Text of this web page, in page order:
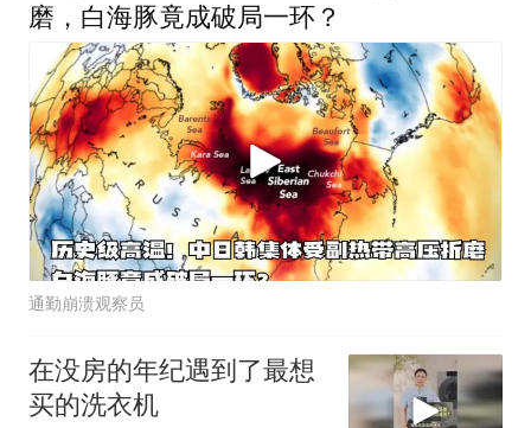
磨，白海豚竟成破局一环？
通勤崩溃观察员
在没房的年纪遇到了最想
买的洗衣机